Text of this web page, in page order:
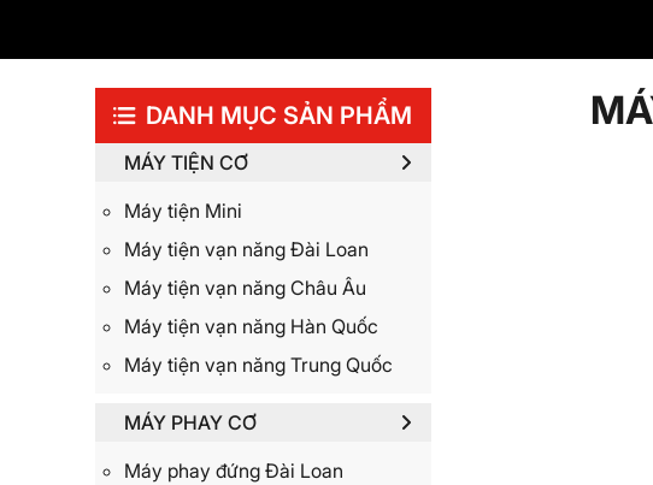
DANH MỤC SẢN PHẨM
MÁY TIỆN CƠ
Máy tiện Mini
Máy tiện vạn năng Đài Loan
Máy tiện vạn năng Châu Âu
Máy tiện vạn năng Hàn Quốc
Máy tiện vạn năng Trung Quốc
MÁY PHAY CƠ
Máy phay đứng Đài Loan